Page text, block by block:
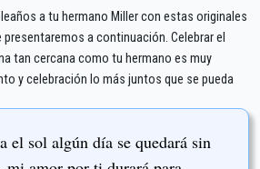
a tu hermano Miller con estas originales
a continuación. Celebrar el
tan cercana como tu hermano es muy
y celebración lo más juntos que se pueda
el sol algún día se quedará sin